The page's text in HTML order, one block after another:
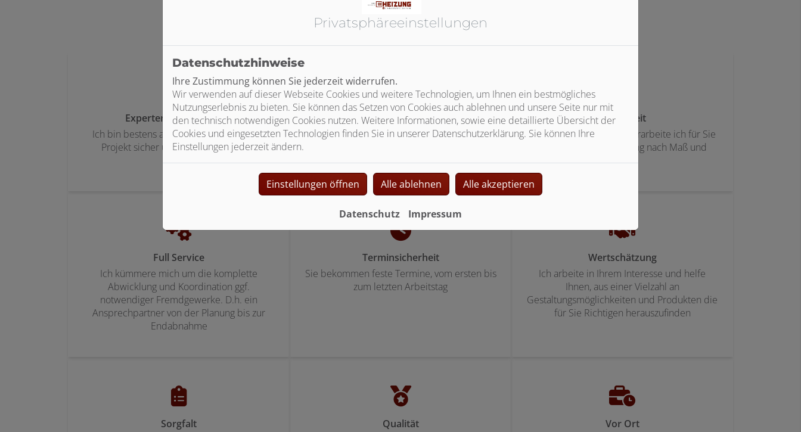
Experten für Ihr Projekt
Ich bin bestens ausgebildet und setze Ihr
Projekt sicher und termingerecht um
Festpreis
Bei Vertragsabschluss erhalten Sie eine
Maßarbeit
Kreativ und voller Ideen erarbeite ich für Sie
eine individuelle Planung nach Maß und
Bedarf
Full Service
Ich kümmere mich um die komplette
Abwicklung und Koordination ggf.
notwendiger Fremdgewerke. D.h. ein
Ansprechpartner von der Planung bis zur
Endabnahme
Terminsicherheit
Sie bekommen feste Termine, vom ersten bis
zum letzten Arbeitstag
Wertschätzung
Ich arbeite in Ihrem Interesse und helfe
Ihnen, aus einer Vielzahl an
Gestaltungsmöglichkeiten und Produkten die
für Sie Richtigen herauszufinden
Sorgfalt
Qualität
Vor Ort
Privatsphäre­einstellungen
Datenschutzhinweise
Ihre Zustimmung können Sie jederzeit widerrufen.
Wir verwenden auf dieser Webseite Cookies und weitere Technologien, um Ihnen ein bestmögliches
Nutzungserlebnis zu bieten. Sie können das Setzen von Cookies auch ablehnen und unsere Seite nur mit
den technisch notwendigen Cookies nutzen. Weitere Informationen, sowie eine detaillierte Übersicht der
Cookies und eingesetzten Technologien finden Sie in unserer Datenschutzerklärung. Sie können Ihre
Einstellungen jederzeit ändern.
Einstellungen öffnen Alle ablehnen Alle akzeptieren
Datenschutz Impressum